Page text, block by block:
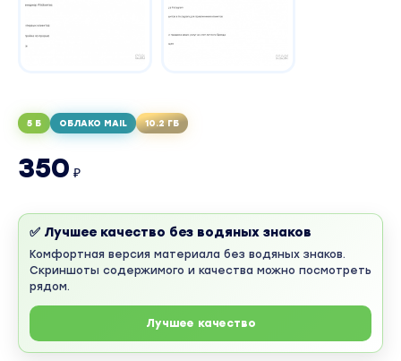
5 Б ОБЛАКО MAIL 10.2 ГБ
350 ₽
✅ Лучшее качество без водяных знаков
Комфортная версия материала без водяных знаков.
Скриншоты содержимого и качества можно посмотреть
рядом.
Лучшее качество